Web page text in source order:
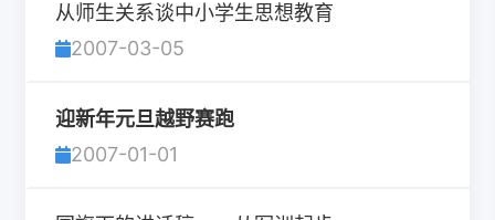
从师生关系谈中小学生思想教育
2007-03-05
迎新年元旦越野赛跑
2007-01-01